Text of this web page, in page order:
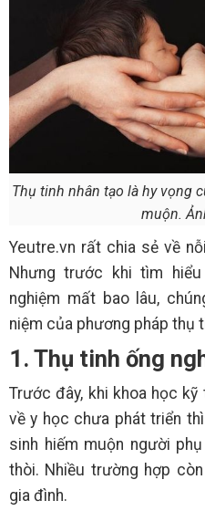
Thụ tinh nhân tạo là hy vọng
muộn.
Yeutre.vn rất chia sẻ về
Nhưng trước khi tìm
nghiệm mất bao lâu,
niệm của phương pháp thụ
1. Thụ tinh ống
Trước đây, khi khoa học
về y học chưa phát triển
sinh hiếm muộn người
thòi. Nhiều trường hợp
gia đình.